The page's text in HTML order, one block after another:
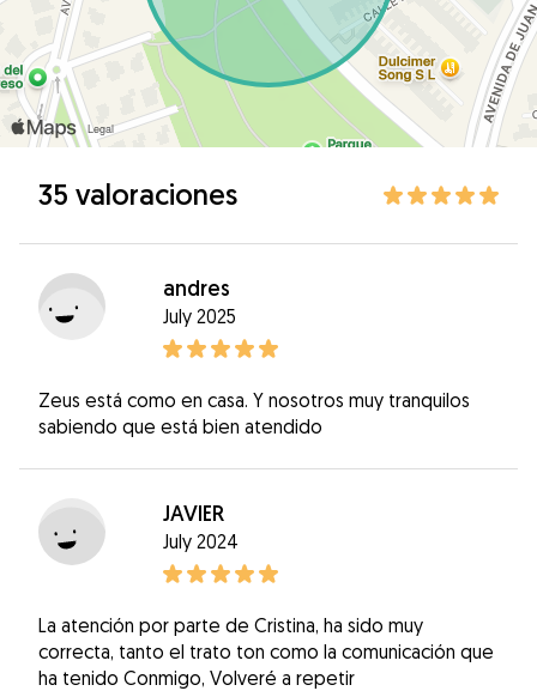
35 valoraciones
andres
July 2025
Zeus está como en casa. Y nosotros muy tranquilos
sabiendo que está bien atendido
JAVIER
July 2024
La atención por parte de Cristina, ha sido muy
correcta, tanto el trato ton como la comunicación que
ha tenido Conmigo, Volveré a repetir